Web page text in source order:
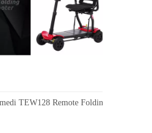
Лучший Topmedi TEW128 Remote Folding Molbi FactoryPrice-